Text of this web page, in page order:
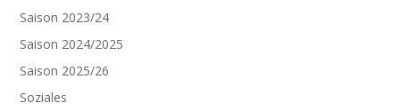
Saison 2023/24
Saison 2024/2025
Saison 2025/26
Soziales